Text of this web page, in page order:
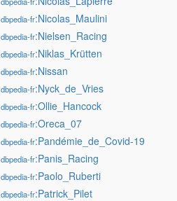
dbpedia-fr:Nicolas_Maulini
dbpedia-fr:Nielsen_Racing
dbpedia-fr:Niklas_Krütten
dbpedia-fr:Nissan
dbpedia-fr:Nyck_de_Vries
dbpedia-fr:Ollie_Hancock
dbpedia-fr:Oreca_07
dbpedia-fr:Pandémie_de_Covid-19
dbpedia-fr:Panis_Racing
dbpedia-fr:Paolo_Ruberti
dbpedia-fr:Patrick_Pilet